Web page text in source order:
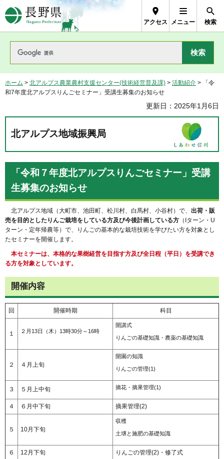
長野県Nagano Prefecture
アクセス メニュー 検索
ホーム > 北アルプス農業農村支援センター(技術経営普及課) > 活動紹介 > 「令
和7年度北アルプスりんごセミナー」受講生募集のお知らせ
更新日：2025年1月6日
北アルプス地域振興局
「令和７年度北アルプスりんごセミナー」受講
生募集のお知らせ
北アルプス地域（大町市、池田町、松川村、白馬村、小谷村）で、 出荷・販
売を目的としたりんご栽培をしている方及び今後計画している方 （Iターン・U
ターン・定年帰農等）で、りんごの基本的な栽培技術を学びたい方を対象とし
たセミナーを開催します。
本セミナーは、本格的な果樹経営を目指す方及び全日程（平日）を受講でき
る方を対象としています。
開催内容
回 開催時期 科目
１ ２月13日（木）13時30分～16時
開講式
りんごの基礎知識・農薬の基礎知識
２ ４月上旬
開園の知識
りんごの管理(1)
３ ５月上中旬 摘花・摘果管理(1)
４ ６月中下旬 摘果管理(2)
５ 10月下旬
収穫
土壌と施肥の基礎知識
６ 12月下旬 りんごの管理(2)・修了式